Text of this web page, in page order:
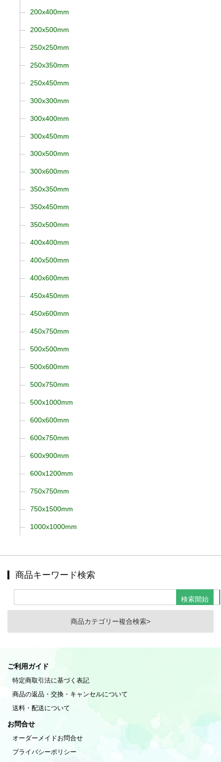
200x400mm
200x500mm
250x250mm
250x350mm
250x450mm
300x300mm
300x400mm
300x450mm
300x500mm
300x600mm
350x350mm
350x450mm
350x500mm
400x400mm
400x500mm
400x600mm
450x450mm
450x600mm
450x750mm
500x500mm
500x600mm
500x750mm
500x1000mm
600x600mm
600x750mm
600x900mm
600x1200mm
750x750mm
750x1500mm
1000x1000mm
商品キーワード検索
商品カテゴリー複合検索>
ご利用ガイド
特定商取引法に基づく表記
商品の返品・交換・キャンセルについて
送料・配送について
お問合せ
オーダーメイドお問合せ
プライバシーポリシー